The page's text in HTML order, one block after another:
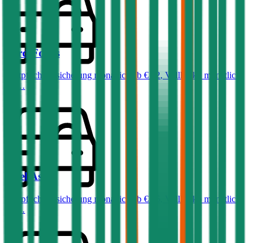
Ford Focus
Haftpflichtversicherung monatlich ab € 32, Vollkasko monatlich
ab …
Opel Astra
Haftpflichtversicherung monatlich ab € 36
Vollkasko monatlich
ab …